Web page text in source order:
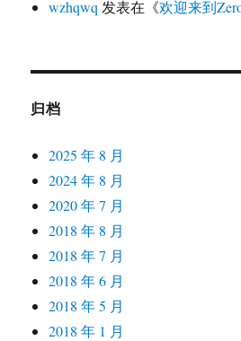
wzhqwq 发表在《欢迎来到
归档
2025 年 8 月
2024 年 8 月
2020 年 7 月
2018 年 8 月
2018 年 7 月
2018 年 6 月
2018 年 5 月
2018 年 1 月